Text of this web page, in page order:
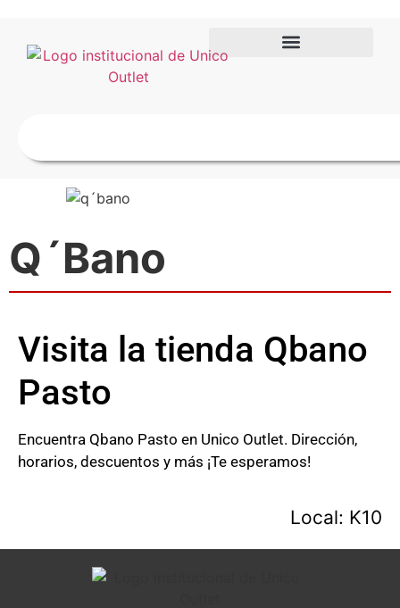
Q´Bano
Visita la tienda Qbano
Pasto
Encuentra Qbano Pasto en Unico Outlet. Dirección,
horarios, descuentos y más ¡Te esperamos!
Local: K10